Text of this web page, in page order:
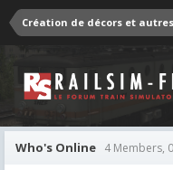
Création de décors et
Who's Online 4 Members,